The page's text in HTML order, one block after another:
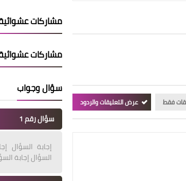
فقط عرض التعليقات والردود
مشاركات
مشاركات
سؤال وجواب
سؤال رقم 1
إجابة السؤال
السؤال إجابة